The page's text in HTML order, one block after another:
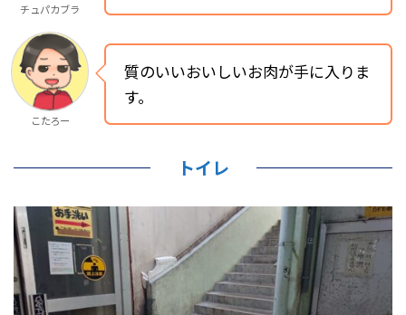
チュパカブラ
こたろー
質のいいおいしいお肉が手に入りま
す。
トイレ